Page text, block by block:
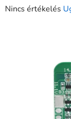
A
Nincs értékelés